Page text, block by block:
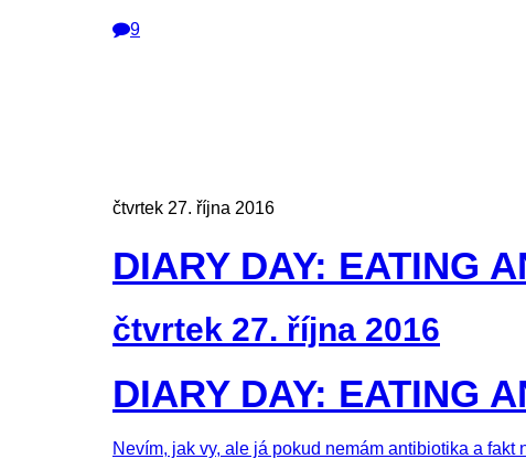
9
čtvrtek 27. října 2016
DIARY DAY: EATING
čtvrtek 27. října 2016
DIARY DAY: EATING
Nevím, jak vy, ale já pokud nemám antibiotika a